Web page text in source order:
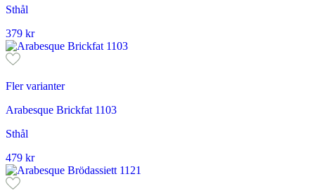
Sthål
379 kr
Fler varianter
Arabesque Brickfat 1103
Sthål
479 kr